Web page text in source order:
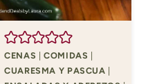
CENAS |COMIDAS
CUARESMA Y PASCUA